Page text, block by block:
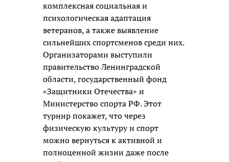
комплексная социальная и
психологическая адаптация
ветеранов, а также выявление
сильнейших спортсменов среди них.
Организаторами выступили
правительство Ленинградской
области, государственный фонд
«Защитники Отечества» и
Министерство спорта РФ. Этот
турнир покажет, что через
физическую культуру и спорт
можно вернуться к активной и
полноценной жизни даже после